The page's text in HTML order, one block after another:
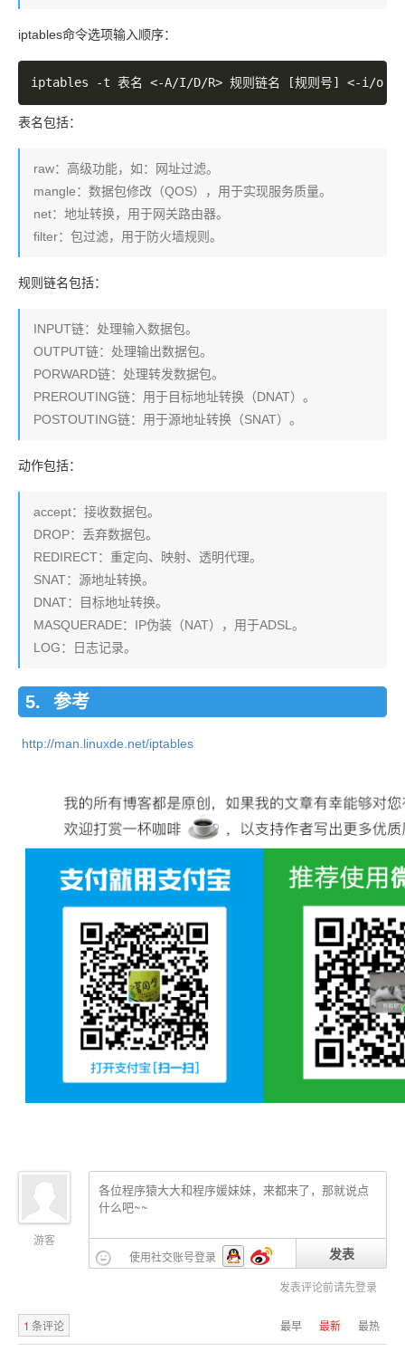
iptables命令选项输入顺序：
表名包括：
raw：高级功能，如：网址过滤。
mangle：数据包修改（QOS），用于实现服务质量。
net：地址转换，用于网关路由器。
filter：包过滤，用于防火墙规则。
规则链名包括：
INPUT链：处理输入数据包。
OUTPUT链：处理输出数据包。
PORWARD链：处理转发数据包。
PREROUTING链：用于目标地址转换（DNAT）。
POSTOUTING链：用于源地址转换（SNAT）。
动作包括：
accept：接收数据包。
DROP：丢弃数据包。
REDIRECT：重定向、映射、透明代理。
SNAT：源地址转换。
DNAT：目标地址转换。
MASQUERADE：IP伪装（NAT），用于ADSL。
LOG：日志记录。
参考
http://man.linuxde.net/iptables
游客
使用社交账号登录
发表
发表评论前请先登录
1 条评论 最早 最新 最热